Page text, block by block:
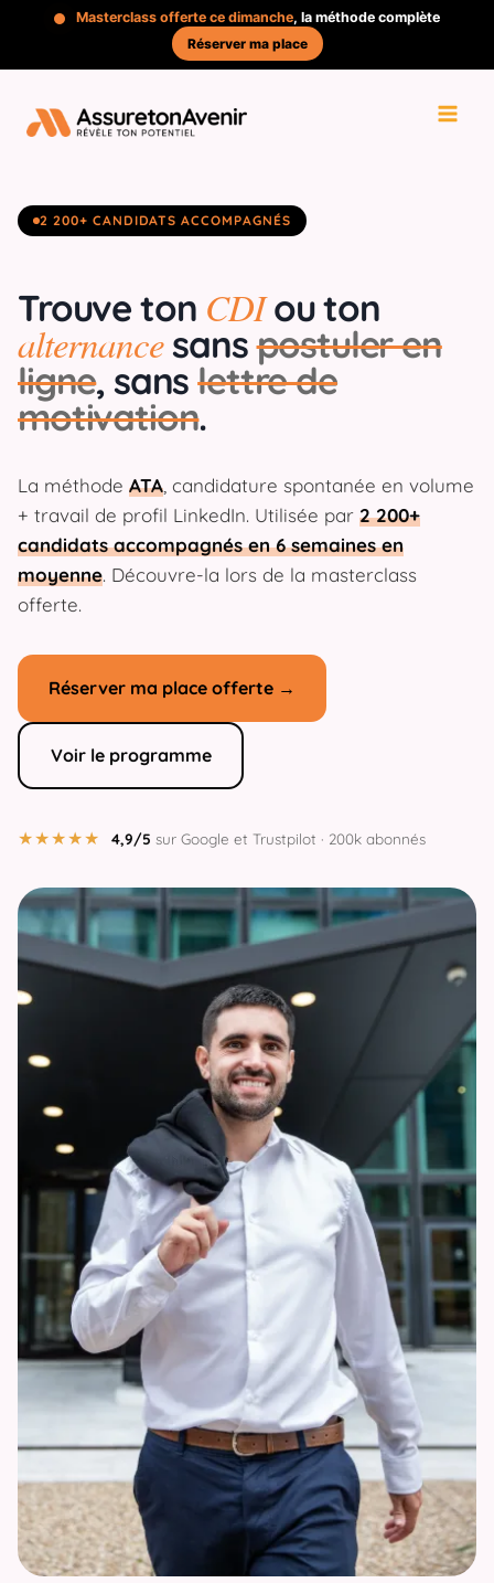
contenu
Masterclass offerte ce dimanche, la méthode complète
Réserver ma place
2 200+ CANDIDATS ACCOMPAGNÉS
Trouve ton CDIou ton
alternancesanspostuler en
ligne, sanslettre de
motivation.
La méthode ATA , candidature spontanée en volume
+ travail de profil LinkedIn. Utilisée par 2 200+
candidats accompagnés en 6 semaines en
moyenne. Découvre-la lors de la masterclass
offerte.
Réserver ma place offerte →
Voir le programme
★★★★★ 4,9/5 sur Google et Trustpilot · 200k abonnés